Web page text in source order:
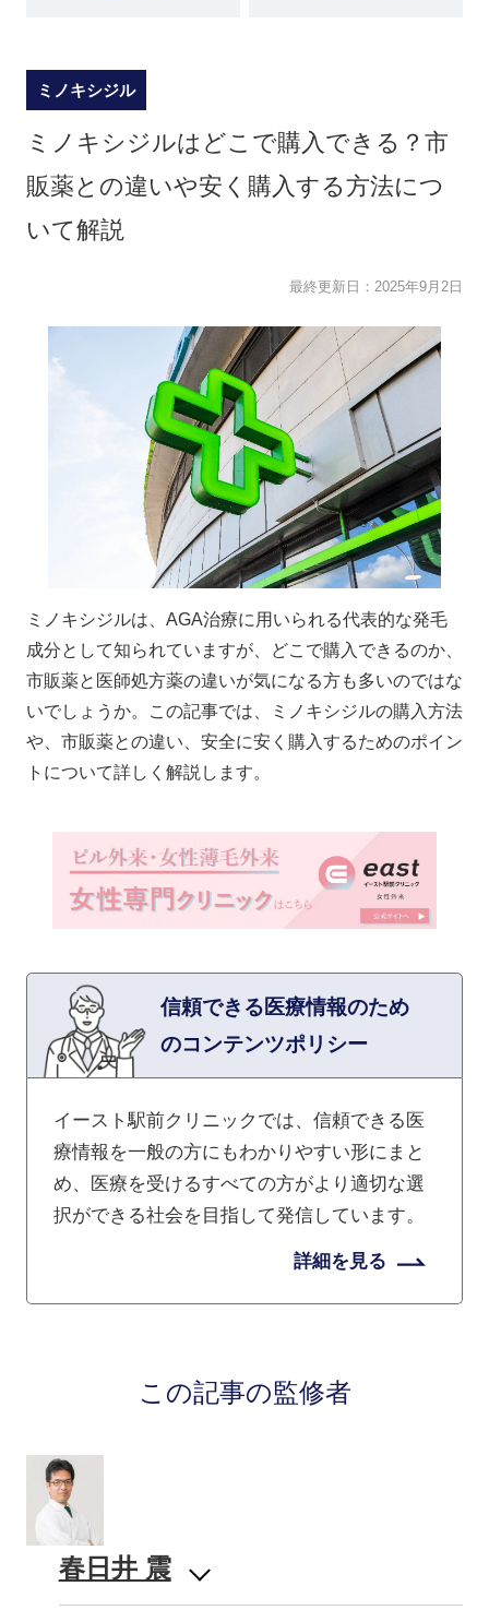
ミノキシジル
ミノキシジルはどこで購入できる？市
販薬との違いや安く購入する方法につ
いて解説
最終更新日：2025年9月2日
ミノキシジルは、AGA治療に用いられる代表的な発毛
成分として知られていますが、どこで購入できるのか、
市販薬と医師処方薬の違いが気になる方も多いのではな
いでしょうか。この記事では、ミノキシジルの購入方法
や、市販薬との違い、安全に安く購入するためのポイン
トについて詳しく解説します。
信頼できる医療情報のため
のコンテンツポリシー
イースト駅前クリニックでは、信頼できる医
療情報を一般の方にもわかりやすい形にまと
め、医療を受けるすべての方がより適切な選
択ができる社会を目指して発信しています。
詳細を見る
この記事の監修者
春日井 震